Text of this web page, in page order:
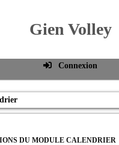
Gien Volley
Connexion
Identifiant de connexion
DU MODULE CALENDRIER